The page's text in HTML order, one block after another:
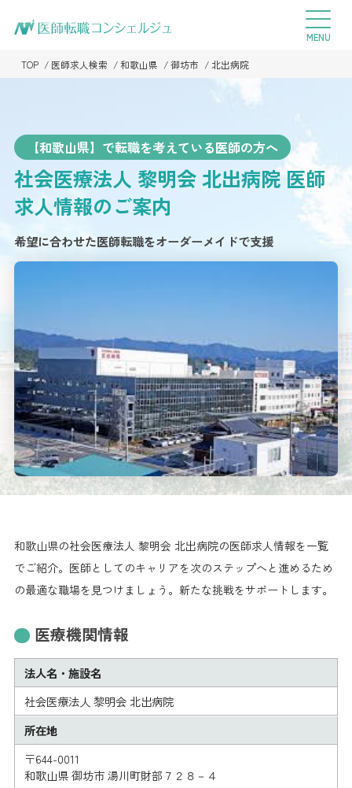
TOP 医師求人検索 和歌山県 御坊市 北出病院
【和歌山県】で転職を考えている医師の方へ
社会医療法人 黎明会 北出病院医師
求人情報のご案内
希望に合わせた医師転職をオーダーメイドで支援
和歌山県の社会医療法人 黎明会 北出病院の医師求人情報を一覧
でご紹介。医師としてのキャリアを次のステップへと進めるため
の最適な職場を見つけましょう。新たな挑戦をサポートします。
医療機関情報
法人名・施設名
社会医療法人 黎明会 北出病院
所在地
〒644-0011
和歌山県 御坊市 湯川町財部７２８－４